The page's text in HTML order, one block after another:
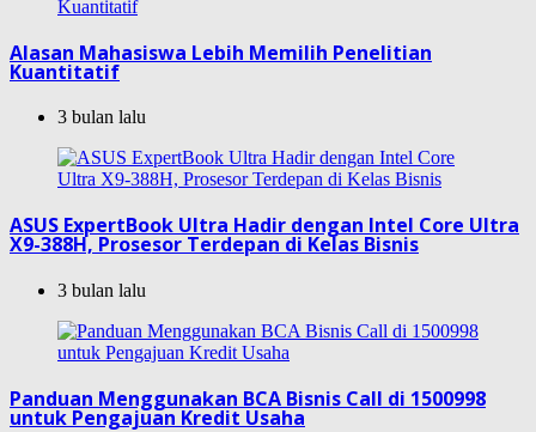
Alasan Mahasiswa Lebih Memilih Penelitian
Kuantitatif
3 bulan lalu
ASUS ExpertBook Ultra Hadir dengan Intel Core Ultra
X9-388H, Prosesor Terdepan di Kelas Bisnis
3 bulan lalu
Panduan Menggunakan BCA Bisnis Call di 1500998
untuk Pengajuan Kredit Usaha